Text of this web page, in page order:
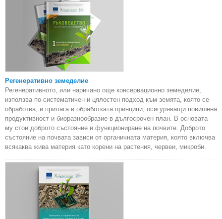
Регенеративно земеделие
Регенеративното, или наричано още консервационно земеделие,
използва по-систематичен и цялостен подход към земята, която се
обработва, и прилага в обработката принципи, осигуряващи повишена
продуктивност и биоразнообразие в дългосрочен план. В основата
му стои доброто състояние и функциониране на почвите. Доброто
състояние на почвата зависи от органичната материя, която включва
всякаква жива материя като корени на растения, червеи, микроби.